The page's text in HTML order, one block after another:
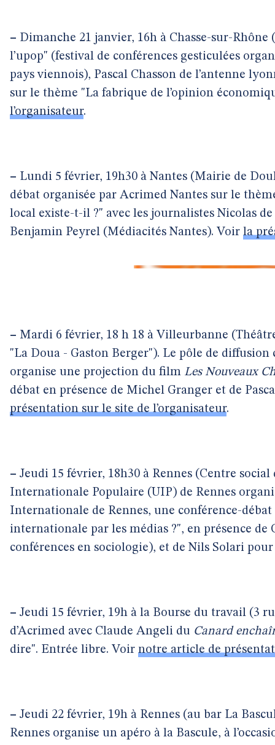
– Dimanche 21 janvier, 16h à Chasse-sur-Rhône
l’upop" (festival de conférences gesticulées
pays viennois), Pascal Chasson de l’antenne
sur le thème "La fabrique de l’opinion
l’organisateur.
– Lundi 5 février, 19h30 à Nantes (Mairie de
débat organisée par Acrimed Nantes sur le
local existe-t-il ?" avec les journalistes Nicolas
Benjamin Peyrel (Médiacités Nantes). Voir la
– Mardi 6 février, 18 h 18 à Villeurbanne
"La Doua - Gaston Berger"). Le pôle de
organise une projection du film Les Nouveaux
débat en présence de Michel Granger et de
présentation sur le site de l’organisateur.
– Jeudi 15 février, 18h30 à Rennes (Centre
Internationale Populaire (UIP) de Rennes
Internationale de Rennes, une conférence-
internationale par les médias ?", en présence
conférences en sociologie), et de Nils Solari
– Jeudi 15 février, 19h à la Bourse du travail (3
d’Acrimed avec Claude Angeli du Canard
dire". Entrée libre. Voir notre article de
– Jeudi 22 février, 19h à Rennes (au bar La
Rennes organise un apéro à la Bascule, à